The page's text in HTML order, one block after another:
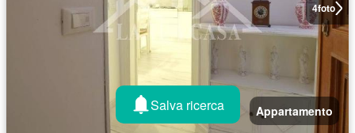
4foto
Appartamento
Salva ricerca